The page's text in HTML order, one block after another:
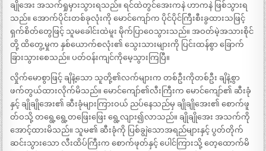
ချိုအေး အသက်ရှုမှားသွားရသည်။ ရင်ထဲတွင်အေးကနဲ ဟာကနဲ ဖြစ်သွားရ
သည်။ အောက်ပိုင်းတစ်ခုလုံးကို မောင်ကျော်က ပိုင်ပိုင်ကြီးစီးခွထားသဖြင့်
ရှက်စိတ်တွေဖြင့် သူမခေါင်းထဲမူး မိုက်ပြာဝေသွားသည်။ အဝတ်မဲ့အသားစိုင်
တို့ ထိတွေ့မှုက နှစ်ယောက်စလုံး၏ သွေးသားများကို ပြင်းထန်စွာ ခြောက်
ခြားသွားစေသည်။ ပတ်ဝန်းကျင်ကိုမေ့သွားကြပြီ။
လှိုက်မောစွာဖြင့် ချိနဲ့သော သူတို့၏လက်များက တစ်ဦးကိုတစ်ဦး ချိနဲ့စွာ
ဖက်တွယ်ထားလိုက်မိသည်။ မောင်ကျော်၏လီးကြီးက မောင်ကျော်၏ ဆီးခုံ
နှင့် ချိုချိုအေး၏ ဆီးခုံများကြားဝယ် ညပ်နေသည်မှ ချိုချိုအေး၏ စောက်ဖူ
တ်ဝသို့ တရွေ့ရွေ့တဖြေးဖြေး ရွေ့လျား၍လာသည်။ ချိုချိုအေး အသက်ကို
အောင့်ထားမိသည်။ သူမ၏ ဆီးခုံကို ပြစ်ချွဲသောအရည်များနှင့် ပွတ်တိုက်
ဆင်းသွားသော လီးထိပ်ကြီးက စောက်ဖုတ်နှင့် ပေါင်ကြားသို့ တေ့ထောက်မိ